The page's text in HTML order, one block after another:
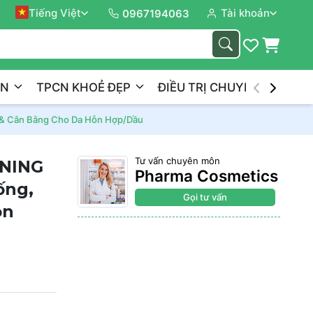
Tiếng Việt 0967194063 Tài khoản
TPCN KHOẺ ĐẸP ĐIỀU TRỊ CHUYÊN NGHIỆP
Cân Bằng Cho Da Hỗn Hợp/Dầu
Tư vấn chuyên môn
Pharma Cosmetics
Gọi tư vấn